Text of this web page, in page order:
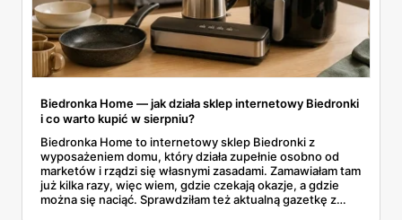
Biedronka Home — jak działa sklep internetowy Biedronki
i co warto kupić w sierpniu?
Biedronka Home to internetowy sklep Biedronki z
wyposażeniem domu, który działa zupełnie osobno od
marketów i rządzi się własnymi zasadami. Zamawiałam tam
już kilka razy, więc wiem, gdzie czekają okazje, a gdzie
można się naciąć. Sprawdziłam też aktualną gazetkę z